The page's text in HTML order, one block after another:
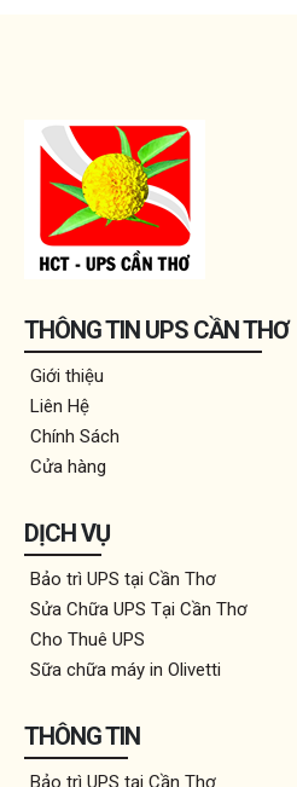
THÔNG TIN UPS CẦN THƠ
Giới thiệu
Liên Hệ
Chính Sách
Cửa hàng
DỊCH VỤ
Bảo trì UPS tại Cần Thơ
Sửa Chữa UPS Tại Cần Thơ
Cho Thuê UPS
Sữa chữa máy in Olivetti
THÔNG TIN
Bảo trì UPS tại Cần Thơ